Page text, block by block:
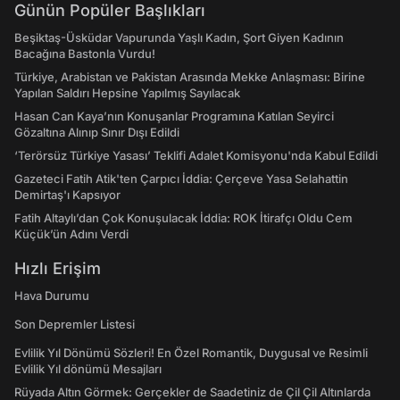
Günün Popüler Başlıkları
Beşiktaş-Üsküdar Vapurunda Yaşlı Kadın, Şort Giyen Kadının
Bacağına Bastonla Vurdu!
Türkiye, Arabistan ve Pakistan Arasında Mekke Anlaşması: Birine
Yapılan Saldırı Hepsine Yapılmış Sayılacak
Hasan Can Kaya’nın Konuşanlar Programına Katılan Seyirci
Gözaltına Alınıp Sınır Dışı Edildi
‘Terörsüz Türkiye Yasası’ Teklifi Adalet Komisyonu'nda Kabul Edildi
Gazeteci Fatih Atik'ten Çarpıcı İddia: Çerçeve Yasa Selahattin
Demirtaş'ı Kapsıyor
Fatih Altaylı’dan Çok Konuşulacak İddia: ROK İtirafçı Oldu Cem
Küçük’ün Adını Verdi
Hızlı Erişim
Hava Durumu
Son Depremler Listesi
Evlilik Yıl Dönümü Sözleri! En Özel Romantik, Duygusal ve Resimli
Evlilik Yıl dönümü Mesajları
Rüyada Altın Görmek: Gerçekler de Saadetiniz de Çil Çil Altınlarda